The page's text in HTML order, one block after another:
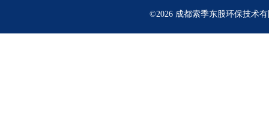
©2026 成都索季东股环保技术